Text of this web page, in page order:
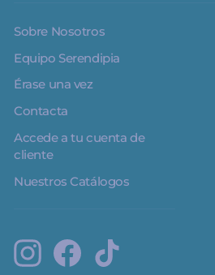
Sobre Nosotros
Equipo Serendipia
Érase una vez
Contacta
Accede a tu cuenta de
cliente
Nuestros Catálogos
InstagramFacebook